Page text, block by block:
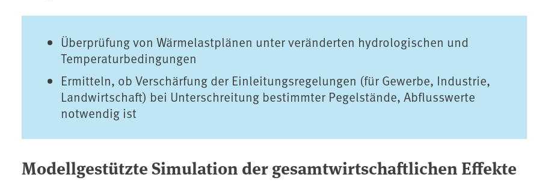
Überprüfung von Wärmelastplänen unter veränderten hydrologischen und
Temperaturbedingungen
Ermitteln, ob Verschärfung der Einleitungsregelungen (für Gewerbe, Industrie,
Landwirtschaft) bei Unterschreitung bestimmter Pegelstände, Abflusswerte
notwendig ist
Modellgestützte Simulation der gesamtwirtschaftlichen Effekte